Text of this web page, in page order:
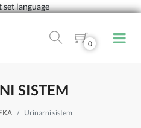
set language
0
SISTEM
Urinarni sistem